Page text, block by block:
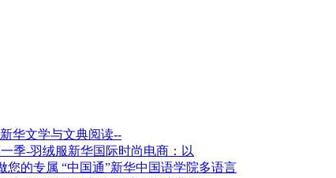
新华文学与文典阅读--
新华国际时尚电商：以
新华中国语学院多语言